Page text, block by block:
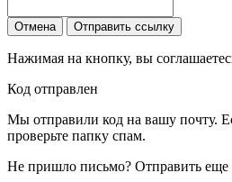
Отмена Отправить ссылку
Нажимая на кнопку, вы
Код отправлен
Мы отправили код на вашу почту.
проверьте папку спам.
Не пришло письмо? Отправить еще